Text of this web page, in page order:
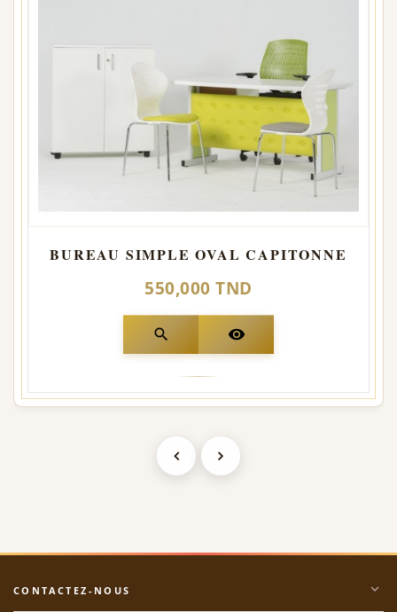
BUREAU SIMPLE OVAL CAPITONNE
550,000 TND
search visibility
CONTACTEZ-NOUS expand_more